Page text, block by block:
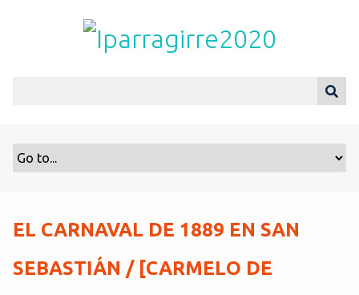
EL CARNAVAL DE 1889 EN SAN
SEBASTIÁN / [CARMELO DE